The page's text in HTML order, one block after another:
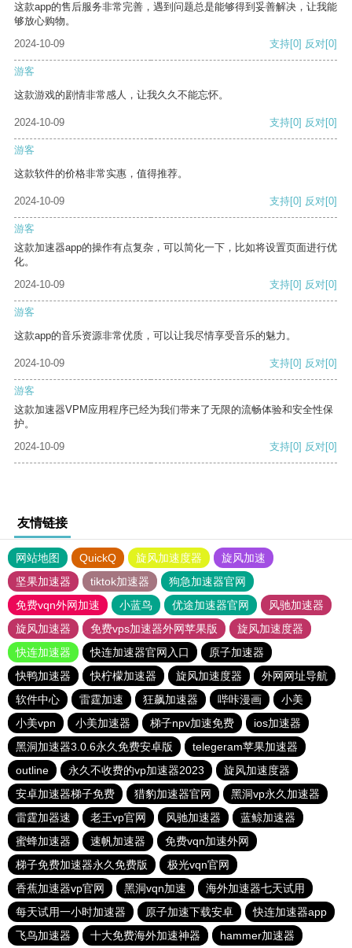
这款app的售后服务非常完善，遇到问题总是能够得到妥善解决，让我能
够放心购物。
2024-10-09
支持[0] 反对[0]
游客
这款游戏的剧情非常感人，让我久久不能忘怀。
2024-10-09 支持[0] 反对[0]
游客
这款软件的价格非常实惠，值得推荐。
2024-10-09 支持[0] 反对[0]
游客
这款加速器app的操作有点复杂，可以简化一下，比如将设置页面进行优
化。
2024-10-09
支持[0] 反对[0]
游客
这款app的音乐资源非常优质，可以让我尽情享受音乐的魅力。
2024-10-09 支持[0] 反对[0]
游客
这款加速器VPM应用程序已经为我们带来了无限的流畅体验和安全性保
护。
2024-10-09
支持[0] 反对[0]
友情链接
网站地图 QuickQ 旋风加速度器
旋风加速
坚果加速器
tiktok加速器
狗急加速器官网
免费vqn外网加速
小蓝鸟 优途加速器官网
风驰加速器
旋风加速器
免费vps加速器外网苹果版
旋风加速度器
快连加速器
快连加速器官网入口
原子加速器
快鸭加速器
快柠檬加速器 旋风加速度器
外网网址导航
软件中心
雷霆加速 狂飙加速器 哔咔漫画
小美
小美vpn
小美加速器 梯子npv加速免费
ios加速器
黑洞加速器3.0.6永久免费安卓版
telegeram苹果加速器
outline
永久不收费的vp加速器2023
旋风加速度器
安卓加速器梯子免费
猎豹加速器官网
黑洞vp永久加速器
雷霆加器速
老王vp官网 风驰加速器
蓝鲸加速器
蜜蜂加速器
速帆加速器
免费vqn加速外网
梯子免费加速器永久免费版
极光vqn官网
香蕉加速器vp官网
黑洞vqn加速
海外加速器七天试用
每天试用一小时加速器
原子加速下载安卓
快连加速器app
飞鸟加速器
十大免费海外加速神器 hammer加速器